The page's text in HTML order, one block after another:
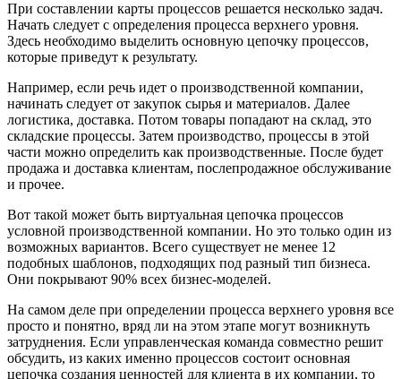
При составлении карты процессов решается несколько задач.
Начать следует с определения процесса верхнего уровня.
Здесь необходимо выделить основную цепочку процессов,
которые приведут к результату.
Например, если речь идет о производственной компании,
начинать следует от закупок сырья и материалов. Далее
логистика, доставка. Потом товары попадают на склад, это
складские процессы. Затем производство, процессы в этой
части можно определить как производственные. После будет
продажа и доставка клиентам, послепродажное обслуживание
и прочее.
Вот такой может быть виртуальная цепочка процессов
условной производственной компании. Но это только один из
возможных вариантов. Всего существует не менее 12
подобных шаблонов, подходящих под разный тип бизнеса.
Они покрывают 90% всех бизнес-моделей.
На самом деле при определении процесса верхнего уровня все
просто и понятно, вряд ли на этом этапе могут возникнуть
затруднения. Если управленческая команда совместно решит
обсудить, из каких именно процессов состоит основная
цепочка создания ценностей для клиента в их компании, то